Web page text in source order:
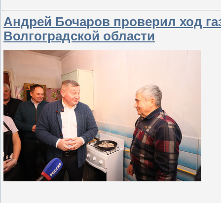
Андрей Бочаров проверил ход
Волгоградской области